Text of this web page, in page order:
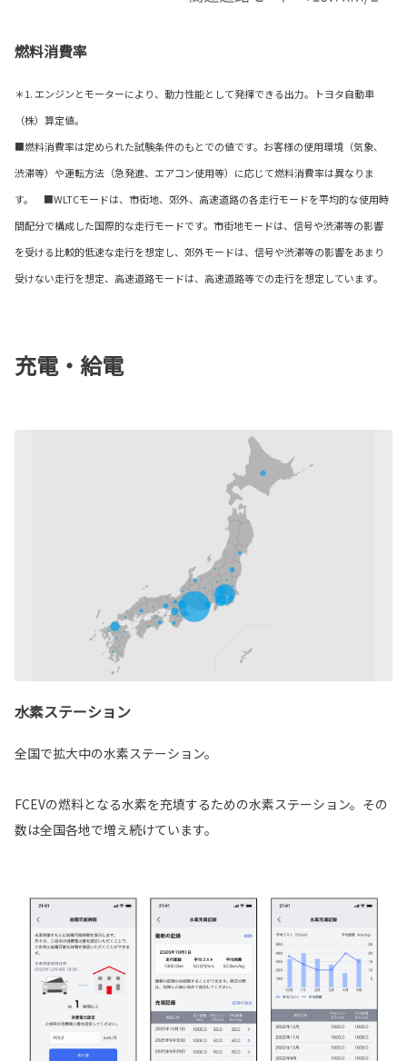
燃料消費率
＊1. エンジンとモーターにより、動力性能として発揮できる出力。トヨタ自動車
（株）算定値。
■燃料消費率は定められた試験条件のもとでの値です。お客様の使用環境（気象、
渋滞等）や運転方法（急発進、エアコン使用等）に応じて燃料消費率は異なりま
す。 ■WLTCモードは、市街地、郊外、高速道路の各走行モードを平均的な使用時
間配分で構成した国際的な走行モードです。市街地モードは、信号や渋滞等の影響
を受ける比較的低速な走行を想定し、郊外モードは、信号や渋滞等の影響をあまり
受けない走行を想定、高速道路モードは、高速道路等での走行を想定しています。
充電・給電
水素ステーション
全国で拡大中の水素ステーション。
FCEVの燃料となる水素を充填するための水素ステーション。その
数は全国各地で増え続けています。